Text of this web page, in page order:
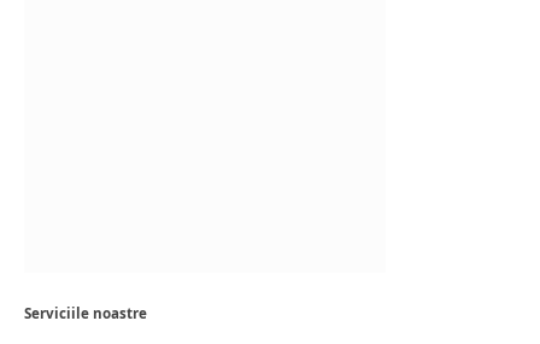
Serviciile noastre